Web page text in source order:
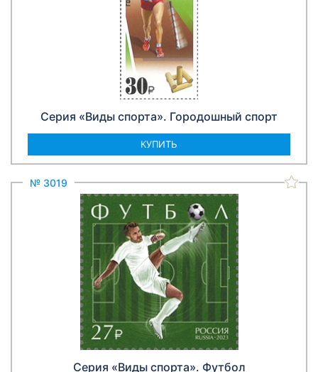
Серия «Виды спорта». Городошный спорт
КУПИТЬ
№ 3019
Серия «Виды спорта». Футбол